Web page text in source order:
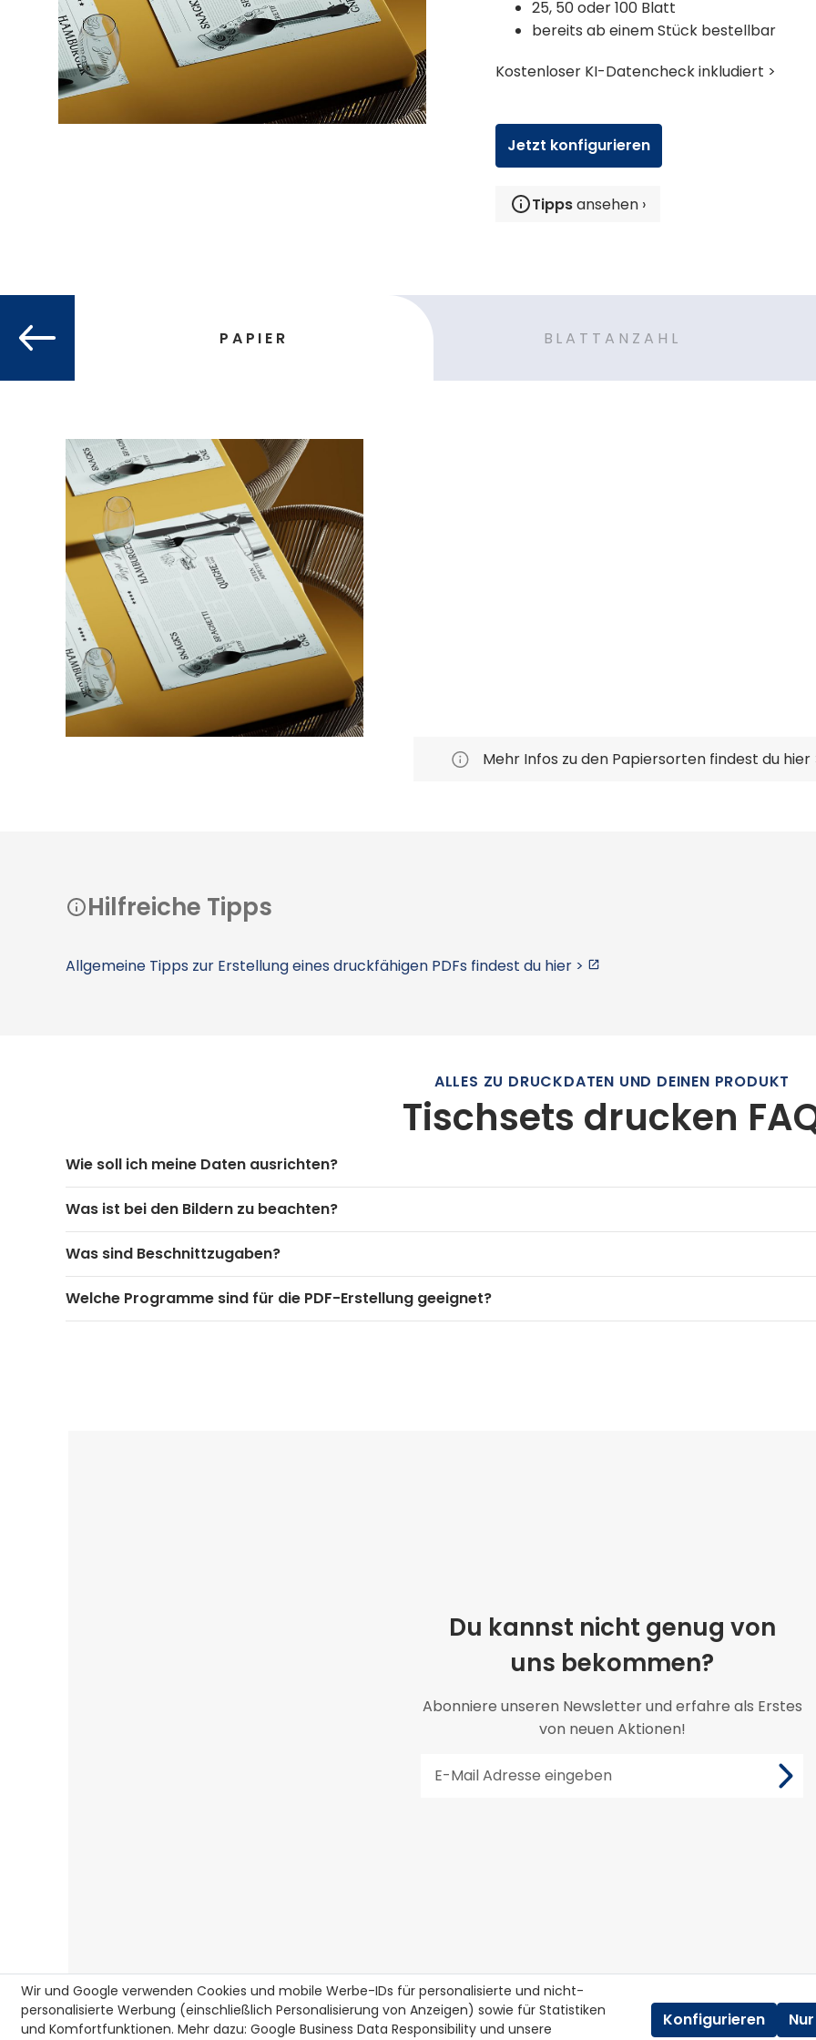
25, 50 oder 100 Blatt
bereits ab einem Stück bestellbar
Kostenloser KI-Datencheck inkludiert >
Jetzt konfigurieren
Tippsansehen ›
PAPIER BLATTANZAHL
Mehr Infos zu den Papiersorten findest du hier
Hilfreiche Tipps
Allgemeine Tipps zur Erstellung eines druckfähigen PDFs findest du hier >
ALLES ZU DRUCKDATEN UND DEINEN PRODUKT
Tischsets drucken
Wie soll ich meine Daten ausrichten?
Was ist bei den Bildern zu beachten?
Was sind Beschnittzugaben?
Welche Programme sind für die PDF-Erstellung geeignet?
Du kannst nicht genug von
uns bekommen?
Abonniere unseren Newsletter und erfahre als Erstes
von neuen Aktionen!
© Sprinters.at 2026
Wir und Google verwenden Cookies und mobile Werbe-IDs für personalisierte und nicht-
personalisierte Werbung (einschließlich Personalisierung von Anzeigen) sowie für Statistiken
und Komfortfunktionen. Mehr dazu: Google Business Data Responsibility und unsere
Konfigurieren